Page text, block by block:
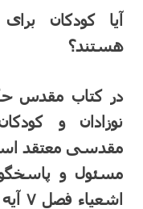
آیا کودکان
هستند؟
در کتاب مقدس
نوزادان و
مقدسی معتقد
مسئول و